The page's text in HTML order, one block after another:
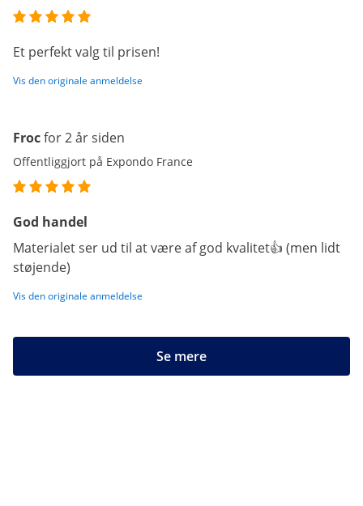
Et perfekt valg til prisen!
Vis den originale anmeldelse
Frocfor 2 år siden
Offentliggjort på Expondo France
God handel
Materialet ser ud til at være af god kvalitet👍 (men lidt
støjende)
Vis den originale anmeldelse
Se mere